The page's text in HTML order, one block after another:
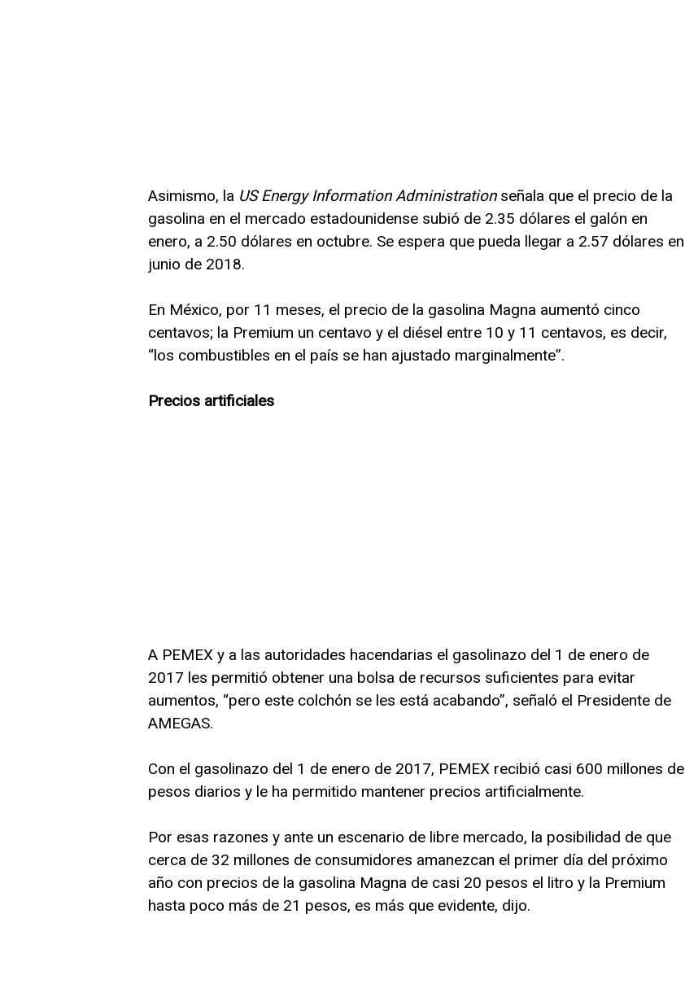
Asimismo, la US Energy Information Administrationseñala que el precio de la
gasolina en el mercado estadounidense subió de 2.35 dólares el galón en
enero, a 2.50 dólares en octubre. Se espera que pueda llegar a 2.57 dólares en
junio de 2018.
En México, por 11 meses, el precio de la gasolina Magna aumentó cinco
centavos; la Premium un centavo y el diésel entre 10 y 11 centavos, es decir,
“los combustibles en el país se han ajustado marginalmente”.
Precios artificiales
A PEMEX y a las autoridades hacendarias el gasolinazo del 1 de enero de
2017 les permitió obtener una bolsa de recursos suficientes para evitar
aumentos, “pero este colchón se les está acabando”, señaló el Presidente de
AMEGAS.
Con el gasolinazo del 1 de enero de 2017, PEMEX recibió casi 600 millones de
pesos diarios y le ha permitido mantener precios artificialmente.
Por esas razones y ante un escenario de libre mercado, la posibilidad de que
cerca de 32 millones de consumidores amanezcan el primer día del próximo
año con precios de la gasolina Magna de casi 20 pesos el litro y la Premium
hasta poco más de 21 pesos, es más que evidente, dijo.